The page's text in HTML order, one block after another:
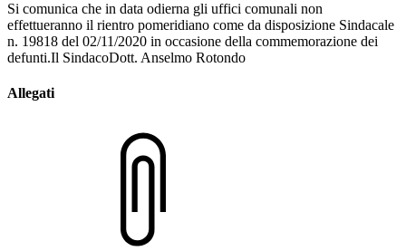
Si comunica che in data odierna gli uffici comunali non
effettueranno il rientro pomeridiano come da disposizione Sindacale
n. 19818 del 02/11/2020 in occasione della commemorazione dei
defunti.Il SindacoDott. Anselmo Rotondo
Allegati